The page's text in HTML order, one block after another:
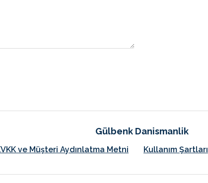
Gülbenk Danismanlik
ve Müşteri Aydınlatma Metni Kullanım Şartları